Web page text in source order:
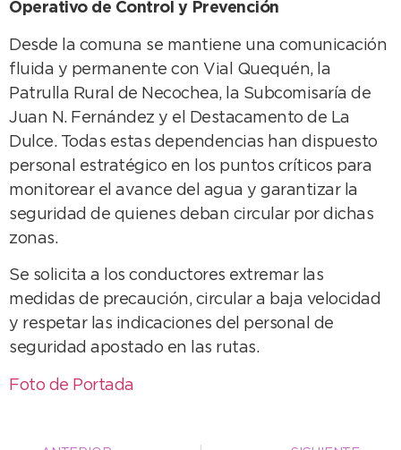
Operativo de Control y Prevención
Desde la comuna se mantiene una comunicación
fluida y permanente con Vial Quequén, la
Patrulla Rural de Necochea, la Subcomisaría de
Juan N. Fernández y el Destacamento de La
Dulce. Todas estas dependencias han dispuesto
personal estratégico en los puntos críticos para
monitorear el avance del agua y garantizar la
seguridad de quienes deban circular por dichas
zonas.
Se solicita a los conductores extremar las
medidas de precaución, circular a baja velocidad
y respetar las indicaciones del personal de
seguridad apostado en las rutas.
Foto de Portada